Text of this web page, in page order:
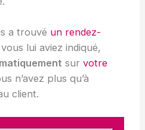
a trouvé un rendez-
lui aviez indiqué,
survotre
n’avez plus qu’à
client.